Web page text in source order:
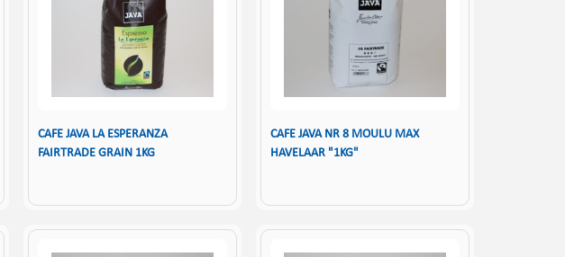
CAFE JAVA LA ESPERANZA
FAIRTRADE GRAIN 1KG
CAFE JAVA NR 8 MOULU MAX
HAVELAAR "1KG"